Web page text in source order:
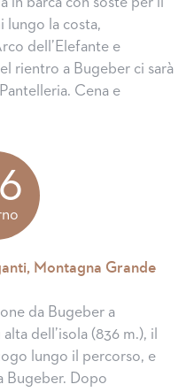
lungo la costa,
dell’Elefante e
rientro a Bugeber ci sarà
Cena e
Montagna Grande
da Bugeber a
dell’isola (836 m.), il
lungo il percorso, e
Bugeber. Dopo